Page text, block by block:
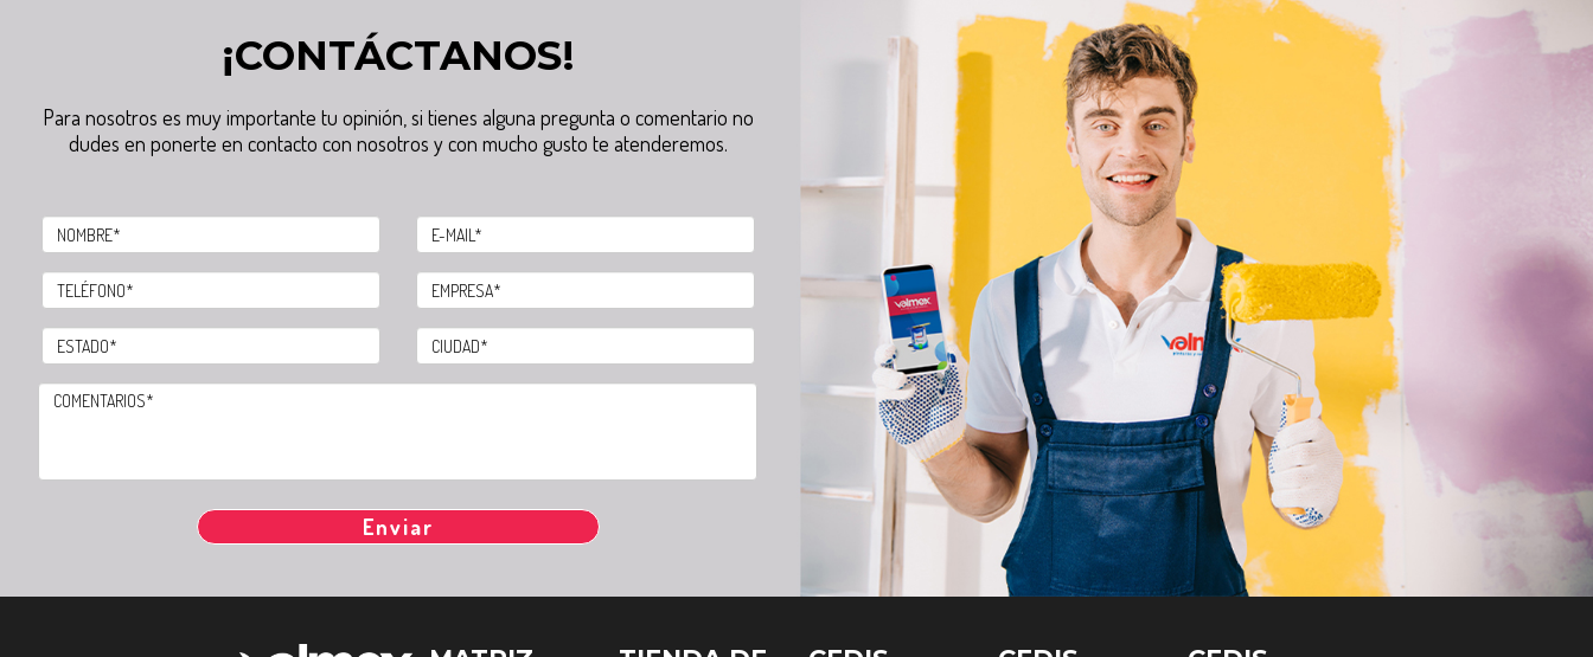
¡CONTÁCTANOS!
Para nosotros es muy importante tu opinión, si tienes alguna pregunta o comentario no
dudes en ponerte en contacto con nosotros y con mucho gusto te atenderemos.